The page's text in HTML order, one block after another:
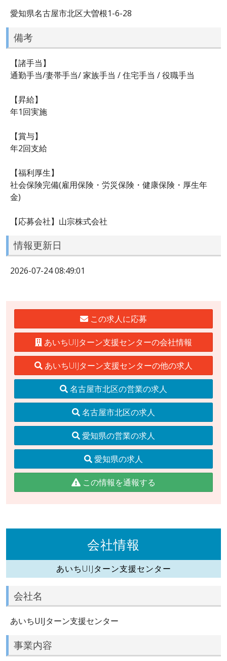
愛知県名古屋市北区大曽根1-6-28
備考
【諸手当】
通勤手当/妻帯手当/ 家族手当 / 住宅手当 / 役職手当
【昇給】
年1回実施
【賞与】
年2回支給
【福利厚生】
社会保険完備(雇用保険・労災保険・健康保険・厚生年
金)
【応募会社】山宗株式会社
情報更新日
2026-07-24 08:49:01
この求人に応募
あいちUIJターン支援センターの会社情報
あいちUIJターン支援センターの他の求人
名古屋市北区の営業の求人
名古屋市北区の求人
愛知県の営業の求人
愛知県の求人
この情報を通報する
会社情報
あいちUIJターン支援センター
会社名
あいちUIJターン支援センター
事業内容